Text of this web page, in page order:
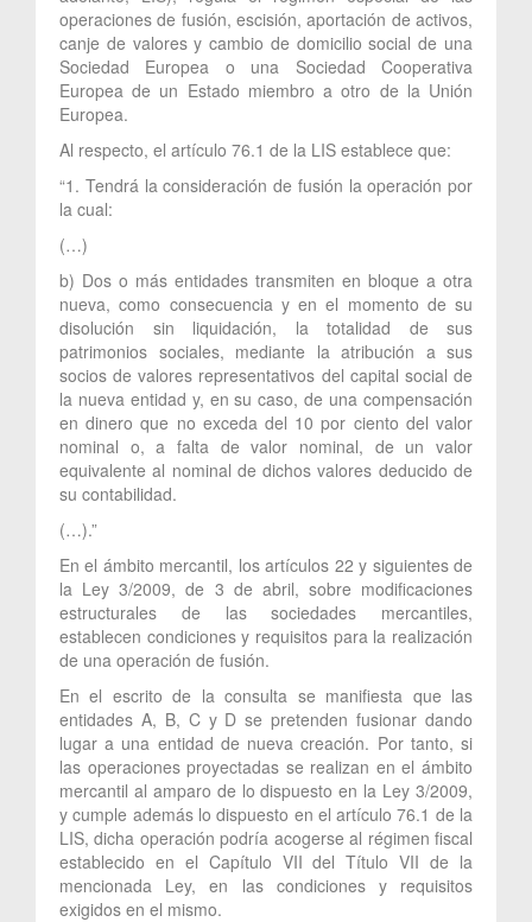
operaciones de fusión, escisión, aportación de activos,
canje de valores y cambio de domicilio social de una
Sociedad Europea o una Sociedad Cooperativa
Europea de un Estado miembro a otro de la Unión
Europea.
Al respecto, el artículo 76.1 de la LIS establece que:
“1. Tendrá la consideración de fusión la operación por
la cual:
(…)
b) Dos o más entidades transmiten en bloque a otra
nueva, como consecuencia y en el momento de su
disolución sin liquidación, la totalidad de sus
patrimonios sociales, mediante la atribución a sus
socios de valores representativos del capital social de
la nueva entidad y, en su caso, de una compensación
en dinero que no exceda del 10 por ciento del valor
nominal o, a falta de valor nominal, de un valor
equivalente al nominal de dichos valores deducido de
su contabilidad.
(…).”
En el ámbito mercantil, los artículos 22 y siguientes de
la Ley 3/2009, de 3 de abril, sobre modificaciones
estructurales de las sociedades mercantiles,
establecen condiciones y requisitos para la realización
de una operación de fusión.
En el escrito de la consulta se manifiesta que las
entidades A, B, C y D se pretenden fusionar dando
lugar a una entidad de nueva creación. Por tanto, si
las operaciones proyectadas se realizan en el ámbito
mercantil al amparo de lo dispuesto en la Ley 3/2009,
y cumple además lo dispuesto en el artículo 76.1 de la
LIS, dicha operación podría acogerse al régimen fiscal
establecido en el Capítulo VII del Título VII de la
mencionada Ley, en las condiciones y requisitos
exigidos en el mismo.